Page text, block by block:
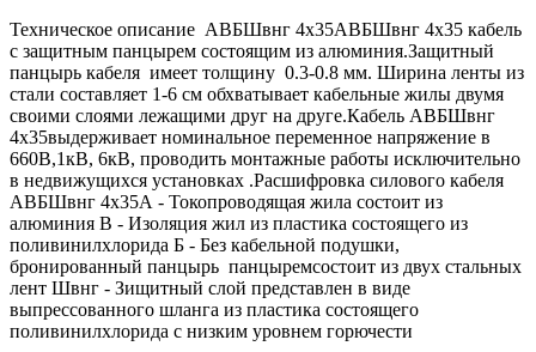
Техническое описание АВБШвнг 4х35АВБШвнг 4х35 кабель
с защитным панцырем состоящим из алюминия.Защитный
панцырь кабеля имеет толщину 0.3-0.8 мм. Ширина ленты из
стали составляет 1-6 см обхватывает кабельные жилы двумя
своими слоями лежащими друг на друге.Кабель АВБШвнг
4х35выдерживает номинальное переменное напряжение в
660В,1кВ, 6кВ, проводить монтажные работы исключительно
в недвижущихся установках .Расшифровка силового кабеля
АВБШвнг 4х35А - Токопроводящая жила состоит из
алюминия В - Изоляция жил из пластика состоящего из
поливинилхлорида Б - Без кабельной подушки,
бронированный панцырь панцыремсостоит из двух стальных
лент Швнг - Зищитный слой представлен в виде
выпрессованного шланга из пластика состоящего
поливинилхлорида с низким уровнем горючести